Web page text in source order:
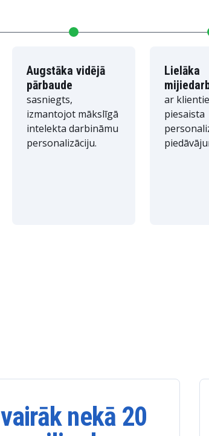
Augstāka vidējā
pārbaude
sasniegts,
izmantojot mākslīgā
intelekta darbināmu
personalizāciju.
Lielāka
ar
piesaista
vairāk nekā 20